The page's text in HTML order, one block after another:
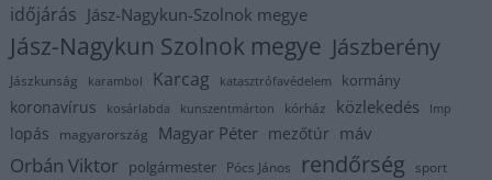
időjárás Jász-Nagykun-Szolnok megye
Jász-Nagykun Szolnok megye Jászberény
Jászkunság karambol Karcag katasztrófavédelem kormány
koronavírus kosárlabda kunszentmárton kórház közlekedés lmp
lopás magyarország Magyar Péter mezőtúr máv
Orbán Viktor polgármester Pócs János rendőrség sport